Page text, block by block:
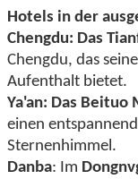
Hotels in der
Chengdu: Das
Chengdu, das
Aufenthalt bietet.
Ya'an: Das Beituo
einen
Sternenhimmel.
Danba: Im